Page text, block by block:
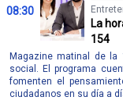
08:30
La
154
Magazine matinal de
social. El programa
fomenten el
ciudadanos en su día a